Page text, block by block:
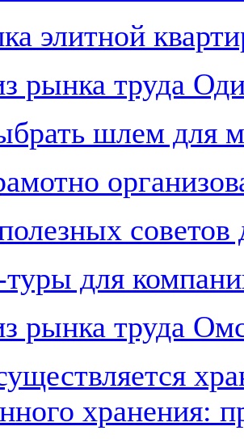
элитной
рынка труда
шлем для
для
рынка труда
хранения: